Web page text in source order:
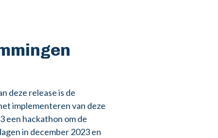
deze release is de
implementeren van deze
een hackathon om de
in december 2023 en